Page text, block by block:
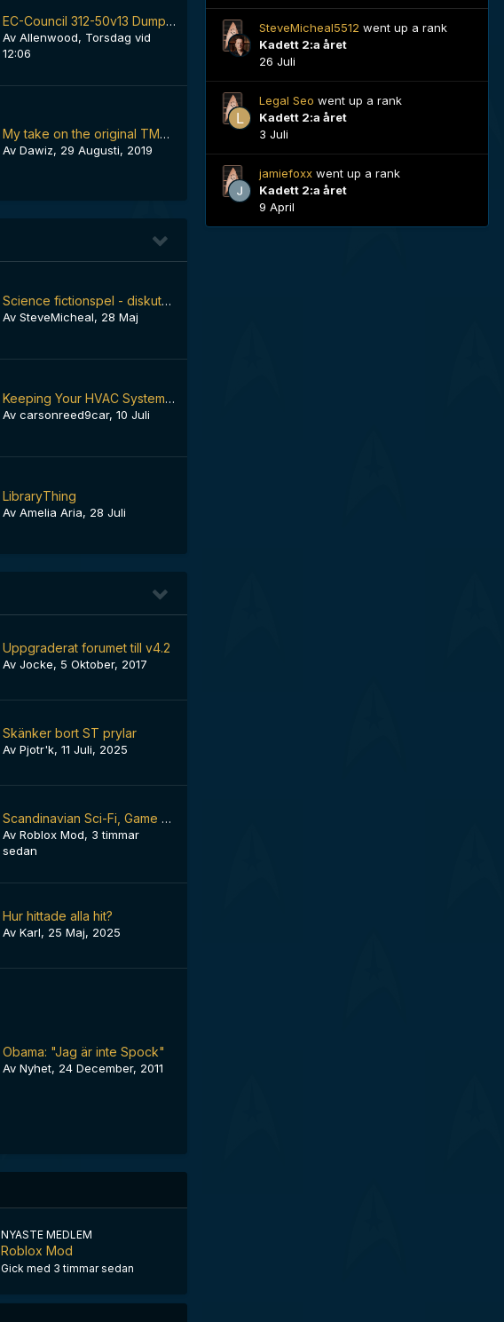
EC-Council 312-50v13 Dumps – Latest Exam Questions and Answers
Av Allenwood, Torsdag vid
12:06
My take on the original TMP intro...
Av Dawiz, 29 Augusti, 2019
Science fictionspel - diskutera, tipsa och recensera
Av SteveMicheal, 28 Maj
Keeping Your HVAC System Running Efficiently – Tips That Really Help
Av carsonreed9car, 10 Juli
LibraryThing
Av Amelia Aria, 28 Juli
Uppgraderat forumet till v4.2
Av Jocke, 5 Oktober, 2017
Skänker bort ST prylar
Av Pjotr'k, 11 Juli, 2025
Scandinavian Sci-Fi, Game & Film Convention Malmö 2009
Av Roblox Mod, 3 timmar
sedan
Hur hittade alla hit?
Av Karl, 25 Maj, 2025
Obama: "Jag är inte Spock"
Av Nyhet, 24 December, 2011
NYASTE MEDLEM
Roblox Mod
Gick med 3 timmar sedan
SteveMicheal5512 went up a rank
Kadett 2:a året
26 Juli
Legal Seo went up a rank
Kadett 2:a året
3 Juli
jamiefoxx went up a rank
Kadett 2:a året
9 April